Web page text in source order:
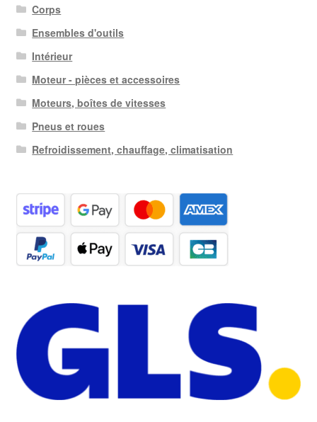
Corps
Ensembles d'outils
Intérieur
Moteur - pièces et accessoires
Moteurs, boîtes de vitesses
Pneus et roues
Refroidissement, chauffage, climatisation